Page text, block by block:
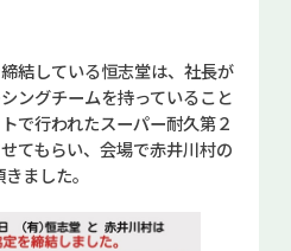
結している恒志堂は、社長が
ングチームを持っていること
で行われたスーパー耐久第２
てもらい、会場で赤井川村の
ました。